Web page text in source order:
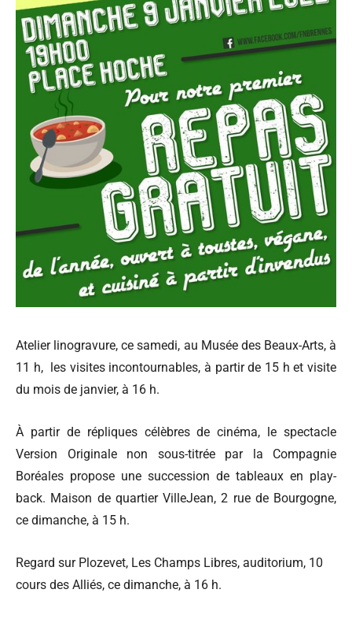
Atelier linogravure, ce samedi, au Musée des Beaux-Arts, à
11 h, les visites incontournables, à partir de 15 h et visite
du mois de janvier, à 16 h.
À partir de répliques célèbres de cinéma, le spectacle
Version Originale non sous-titrée par la Compagnie
Boréales propose une succession de tableaux en play-
back. Maison de quartier VilleJean, 2 rue de Bourgogne,
ce dimanche, à 15 h.
Regard sur Plozevet, Les Champs Libres, auditorium, 10
cours des Alliés, ce dimanche, à 16 h.